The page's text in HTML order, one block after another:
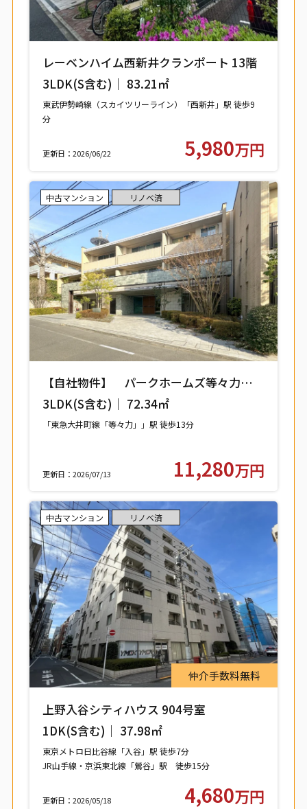
レーベンハイム西新井クランポート 13階
3LDK(S含む)｜ 83.21㎡
東武伊勢崎線（スカイツリーライン）「西新井」駅 徒歩9
分
更新日：2026/06/22 5,980万円
中古マンション リノベ済
【自社物件】 パークホームズ等々力レジ
デンススクエア 208号室 【世田谷区中
町】
3LDK(S含む)｜ 72.34㎡
「東急大井町線「等々力」」駅 徒歩13分
更新日：2026/07/13 11,280万円
仲介手数料無料
中古マンション リノベ済
上野入谷シティハウス 904号室
1DK(S含む)｜ 37.98㎡
東京メトロ日比谷線「入谷」駅 徒歩7分
JR山手線・京浜東北線「鶯谷」駅 徒歩15分
更新日：2026/05/18 4,680万円